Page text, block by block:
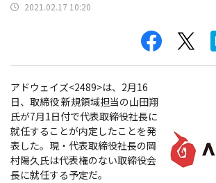
2021.02.17 10:20
アドウェイズ<2489>は、2月16
日、取締役 新規領域担当の山田翔
氏が7月1日付で代表取締役社長に
就任することが内定したことを発
表した。現・代表取締役社長の岡
村陽久氏は代表権のない取締役会
長に就任する予定だ。